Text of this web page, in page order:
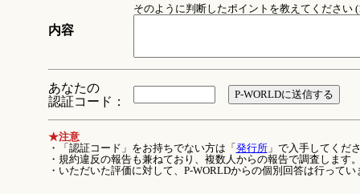
内容
そのように判断したポイントを教えてください
あなたの
認証コード：
★注意
・「認証コード」をお持ちでない方は「 発行所」で入手してくだ
・規約違反の報告も兼ねており、複数人からの報告で調査します
・いただいた評価に対して、P-WORLDからの個別回答は行ってい